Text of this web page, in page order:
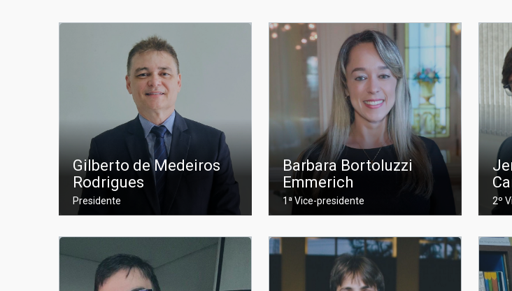
Gilberto de Medeiros
Rodrigues
Presidente
Barbara Bortoluzzi
Emmerich
1ª Vice-presidente 2º